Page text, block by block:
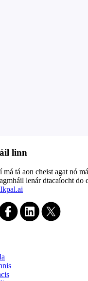
linn
tá aon cheist agat nó
lenár dtacaíocht do